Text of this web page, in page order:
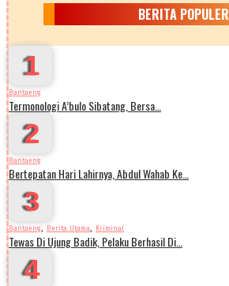
BERITA POPULER
1
Bantaeng
Termonologi A’bulo Sibatang, Bersa…
2
Bantaeng
Bertepatan Hari Lahirnya, Abdul Wahab Ke…
3
Bantaeng, Berita Utama, Kriminal
Tewas Di Ujung Badik, Pelaku Berhasil Di…
4